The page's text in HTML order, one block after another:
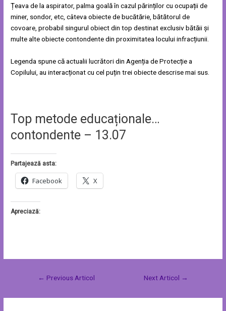
Țeava de la aspirator, palma goală în cazul părinților cu ocupații de
miner, sondor, etc, câteva obiecte de bucătărie, bătătorul de
covoare, probabil singurul obiect din top destinat exclusiv bătăii și
multe alte obiecte contondente din proximitatea locului infracțiunii.
Legenda spune că actualii lucrători din Agenția de Protecție a
Copilului, au interacționat cu cel puțin trei obiecte descrise mai sus.
Top metode educaționale…
contondente – 13.07
Partajează asta:
Facebook X
Apreciază:
← Previous Articol Next Articol →